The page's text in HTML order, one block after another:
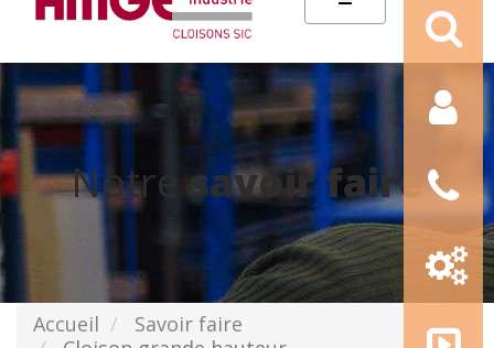
Notresavoir faire
Accueil
Savoir faire
3D
academy